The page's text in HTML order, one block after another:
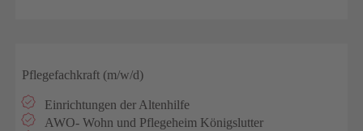
Pflegefachkraft (m/w/d)
Einrichtungen der Altenhilfe
AWO- Wohn und Pflegeheim Königslutter